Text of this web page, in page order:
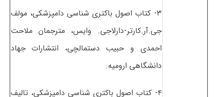
۳- کتاب اصول باکتری شناسی دامپزشکی، مولف
جی.آر.کارتر-دارلاجی. وایس، مترجمان ملاحت
احمدی و حبیب دستمالچی، انتشارات جهاد
دانشگاهی ارومیه.
۴- کتاب اصول باکتری شناسی دامپزشکی، تالیف